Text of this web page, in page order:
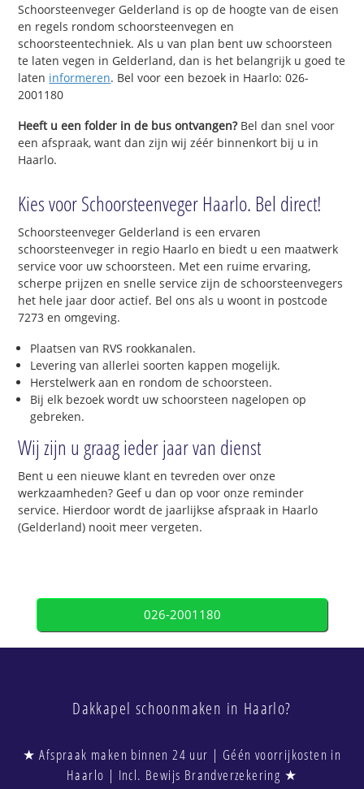
Schoorsteenveger Gelderland is op de hoogte van de eisen
en regels rondom schoorsteenvegen en
schoorsteentechniek. Als u van plan bent uw schoorsteen
te laten vegen in Gelderland, dan is het belangrijk u goed te
laten informeren. Bel voor een bezoek in Haarlo: 026-
2001180
Heeft u een folder in de bus ontvangen?Bel dan snel voor
een afspraak, want dan zijn wij zéér binnenkort bij u in
Haarlo.
Kies voor Schoorsteenveger Haarlo. Bel direct!
Schoorsteenveger Gelderland is een ervaren
schoorsteenveger in regio Haarlo en biedt u een maatwerk
service voor uw schoorsteen. Met een ruime ervaring,
scherpe prijzen en snelle service zijn de schoorsteenvegers
het hele jaar door actief. Bel ons als u woont in postcode
7273 en omgeving.
Plaatsen van RVS rookkanalen.
Levering van allerlei soorten kappen mogelijk.
Herstelwerk aan en rondom de schoorsteen.
Bij elk bezoek wordt uw schoorsteen nagelopen op
gebreken.
Wij zijn u graag ieder jaar van dienst
Bent u een nieuwe klant en tevreden over onze
werkzaamheden? Geef u dan op voor onze reminder
service. Hierdoor wordt de jaarlijkse afspraak in Haarlo
(Gelderland) nooit meer vergeten.
026-2001180
Dakkapel schoonmaken in Haarlo?
★ Afspraak maken binnen 24 uur | Géén voorrijkosten in
Haarlo | Incl. Bewijs Brandverzekering ★